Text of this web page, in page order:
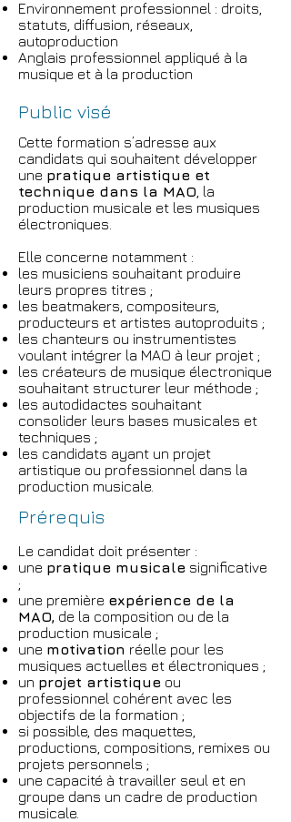
Environnement professionnel : droits,
statuts, diffusion, réseaux,
autoproduction
Anglais professionnel appliqué à la
musique et à la production
Public visé
Cette formation s’adresse aux
candidats qui souhaitent développer
une pratique artistique et
technique dans la MAO , la
production musicale et les musiques
électroniques.
Elle concerne notamment :
les musiciens souhaitant produire
leurs propres titres ;
les beatmakers, compositeurs,
producteurs et artistes autoproduits ;
les chanteurs ou instrumentistes
voulant intégrer la MAO à leur projet ;
les créateurs de musique électronique
souhaitant structurer leur méthode ;
les autodidactes souhaitant
consolider leurs bases musicales et
techniques ;
les candidats ayant un projet
artistique ou professionnel dans la
production musicale.
Prérequis
Le candidat doit présenter :
une pratique musicale significative
;
une première expérience de la
MAO, de la composition ou de la
production musicale ;
une motivation réelle pour les
musiques actuelles et électroniques ;
un projet artistique ou
professionnel cohérent avec les
objectifs de la formation ;
si possible, des maquettes,
productions, compositions, remixes ou
projets personnels ;
une capacité à travailler seul et en
groupe dans un cadre de production
musicale.